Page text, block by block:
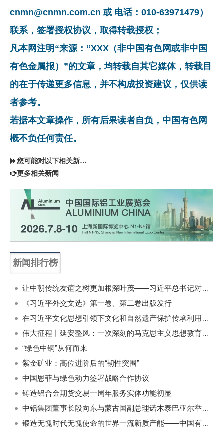
cnmn@cnmn.com.cn 或 电话：010-63971479）
联系，签署授权协议，取得转载授权；
凡本网注明“来源：“XXX（非中国有色网或非中国
有色金属报）”的文章，均转载自其它媒体，转载目
的在于传递更多信息，并不构成投资建议，仅供读
者参考。
若据本文章操作，所有后果读者自负，中国有色网
概不负任何责任。
您可能对以下相关新闻同样感兴趣
更多相关新闻
新闻排行榜
让中朝传统友谊之树更加根深叶茂——习近平总书记对朝鲜进行国事访问纪实
《习近平外交文选》第一卷、第二卷出版发行
在习近平文化思想引领下文化和自然遗产保护传承利用工作开创新局面
伟大征程丨延安整风：一次深刻的马克思主义思想教育运动
“绿色中铜”从何而来
紫金矿业：高位进阶后的“韧性突围”
中国恩菲与绿色动力签署战略合作协议
铸造铝合金期货交易一周年服务实体功能初显
中铝集团董事长段向东与蒙古国副总理诺木泰巴亚尔举行会谈
锻造无愧时代无愧使命的世界一流新质产能——中国有色金属工业的战略应对与破局之道（二）